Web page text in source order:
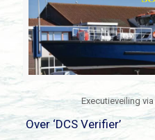
Executieveiling
Over ‘DCS Verifier’